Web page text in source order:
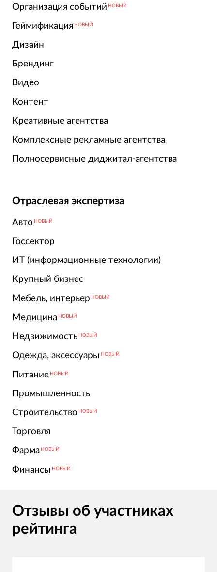
Организация событий НОВЫЙ
Геймификация НОВЫЙ
Дизайн
Брендинг
Видео
Контент
Креативные агентства
Комплексные рекламные агентства
Полносервисные диджитал-агентства
Отраслевая экспертиза
Авто НОВЫЙ
Госсектор
ИТ (информационные технологии)
Крупный бизнес
Мебель, интерьер НОВЫЙ
Медицина НОВЫЙ
Недвижимость НОВЫЙ
Одежда, аксессуары НОВЫЙ
Питание НОВЫЙ
Промышленность
Строительство НОВЫЙ
Торговля
Фарма НОВЫЙ
Финансы НОВЫЙ
Отзывы об участниках
рейтинга